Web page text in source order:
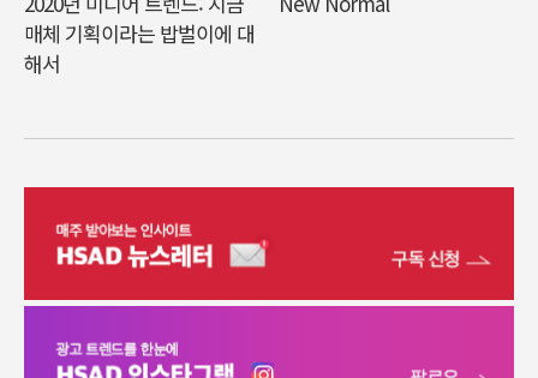
매체 기획이라는 밥벌이에 대
해서